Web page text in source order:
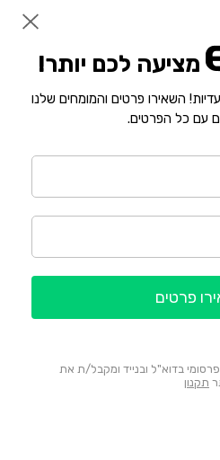
מציעה לכם יותר!
השאירו פרטים והמומחים שלנו
עם כל הפרטים.
בדוא"ל ובנייד ומקבל/ת את
תקנון
פרטים